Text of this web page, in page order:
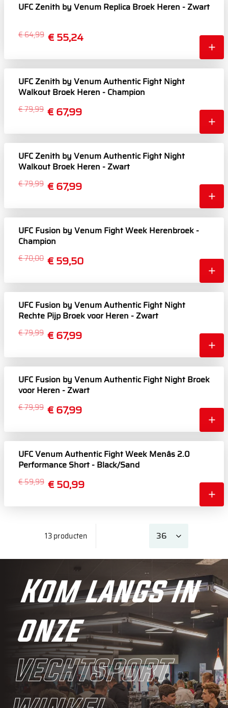
UFC Zenith by Venum Replica Broek Heren - Zwart
€ 55,24
€ 64,99
UFC Zenith by Venum Authentic Fight Night
Walkout Broek Heren - Champion
€ 67,99
€ 79,99
UFC Zenith by Venum Authentic Fight Night
Walkout Broek Heren - Zwart
€ 67,99
€ 79,99
UFC Fusion by Venum Fight Week Herenbroek -
Champion
€ 59,50
€ 70,00
UFC Fusion by Venum Authentic Fight Night
Rechte Pijp Broek voor Heren - Zwart
€ 67,99
€ 79,99
UFC Fusion by Venum Authentic Fight Night Broek
voor Heren - Zwart
€ 67,99
€ 79,99
UFC Venum Authentic Fight Week Menâs 2.0
Performance Short - Black/Sand
€ 50,99
€ 59,99
13 producten
Kom langs in
onze
vechtsport